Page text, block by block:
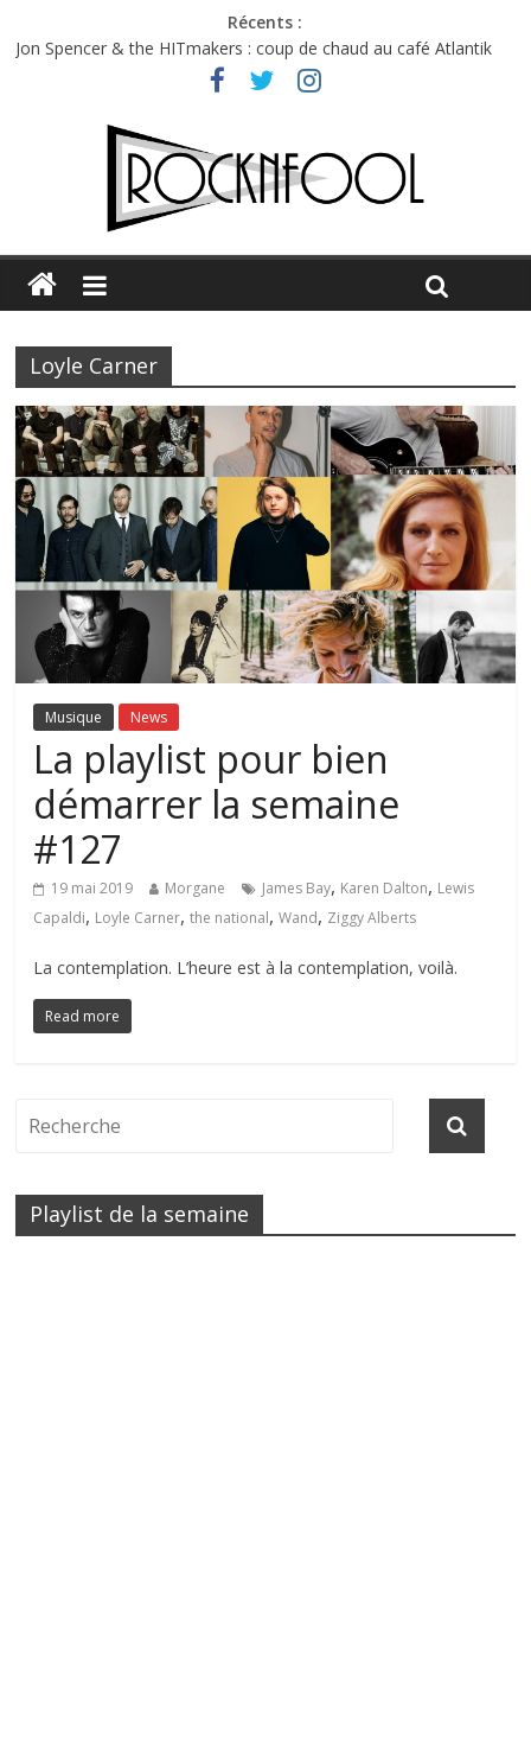
Récents :
Jon Spencer & the HITmakers : coup de chaud au café Atlantik
Hellfest 2026 vendredi : température et émotions en hausse
Hellfest 2026 jeudi : impossible de choisir entre chaleur et bonne
Première édition du Midgard Festival : entre bière, métal et
Charlie Puth à l’Olympia : la leçon de pop du Professeur Puth
Loyle Carner
Musique News
La playlist pour bien
démarrer la semaine
#127
19 mai 2019 Morgane James Bay, Karen Dalton, Lewis
Capaldi, Loyle Carner,the national,Wand, Ziggy Alberts
La contemplation. L’heure est à la contemplation, voilà.
Read more
Playlist de la semaine